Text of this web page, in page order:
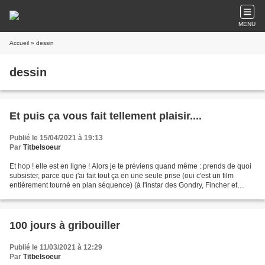
MENU
Accueil » dessin
dessin
Et puis ça vous fait tellement plaisir....
Publié le 15/04/2021 à 19:13
Par Titbelsoeur
Et hop ! elle est en ligne ! Alors je te préviens quand même : prends de quoi
subsister, parce que j'ai fait tout ça en une seule prise (oui c'est un film
entièrement tourné en plan séquence) (à l'instar des Gondry, Fincher et
100 jours à gribouiller
Publié le 11/03/2021 à 12:29
Par Titbelsoeur